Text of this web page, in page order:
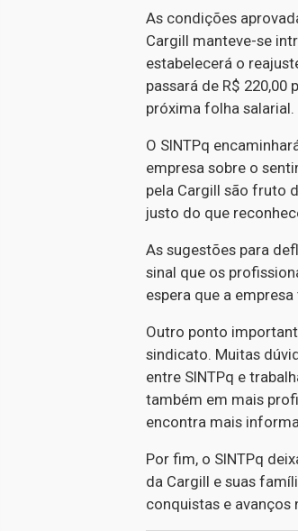
As condições
Cargill manteve-se
estabelecerá o
passará de R$ 220,00
próxima folha salarial.
O SINTPq
empresa sobre o
pela Cargill são fruto
justo do que
As sugestões para
sinal que os
espera que a
Outro ponto
sindicato. Muitas
entre SINTPq e
também em mais
encontra mais
Por fim, o SINTPq
da Cargill e suas
conquistas e